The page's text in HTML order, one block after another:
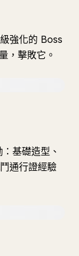
強化的 Boss
，擊敗它。
基礎造型、
通行證經驗